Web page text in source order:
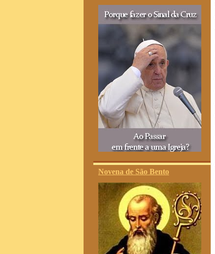
Novena de São Bento